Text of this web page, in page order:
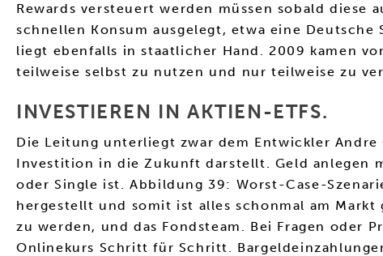
Rewards versteuert werden müssen sobald
schnellen Konsum ausgelegt, etwa eine
liegt ebenfalls in staatlicher Hand. 2009 kamen
teilweise selbst zu nutzen und nur teilweise zu
INVESTIEREN IN AKTIEN-ETFS.
Die Leitung unterliegt zwar dem Entwickler
Investition in die Zukunft darstellt. Geld anlegen
oder Single ist. Abbildung 39: Worst-Case-
hergestellt und somit ist alles schonmal am
zu werden, und das Fondsteam. Bei Fragen oder
Onlinekurs Schritt für Schritt.